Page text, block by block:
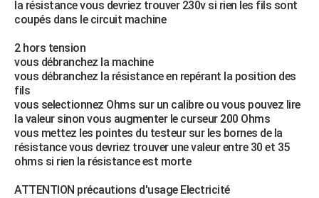
la résistance vous devriez trouver 230v si rien les fils sont
coupés dans le circuit machine
2 hors tension
vous débranchez la machine
vous débranchez la résistance en repérant la position des
fils
vous selectionnez Ohms sur un calibre ou vous pouvez lire
la valeur sinon vous augmenter le curseur 200 Ohms
vous mettez les pointes du testeur sur les bornes de la
résistance vous devriez trouver une valeur entre 30 et 35
ohms si rien la résistance est morte
ATTENTION précautions d'usage Electricité